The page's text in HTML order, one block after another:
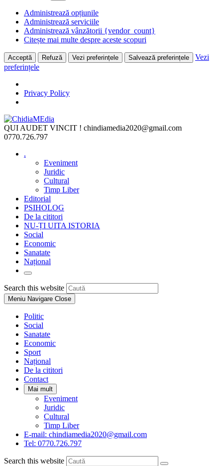
Administrează opțiunile
Administrează serviciile
Administrează vânzătorii {vendor_count}
Citește mai multe despre aceste scopuri
Acceptă Refuză Vezi preferințele Salvează preferințele
Vezi
preferințele
Privacy Policy
Skip
to
content
QUI AUDET VINCIT ! chindiamedia2020@gmail.com
0770.726.797
.
Eveniment
Juridic
Cultural
Timp Liber
Editorial
PSIHOLOG
De la cititori
NU-ȚI UITA ISTORIA
Social
Economic
Sanatate
Național
Toggle
website
search
Search this website
Escape
Meniu Navigare Close
Politic
Social
Sanatate
Economic
Sport
Național
De la cititori
Contact
Mai mult
Eveniment
Juridic
Cultural
Timp Liber
E-mail: chindiamedia2020@gmail.com
Tel: 0770.726.797
Search this website